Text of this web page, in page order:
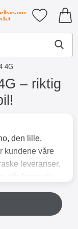
Tibro BilligaMine
4G
– riktig
den lille,
kundene våre
leveranser.
blir fornøyde
til Xiaomi